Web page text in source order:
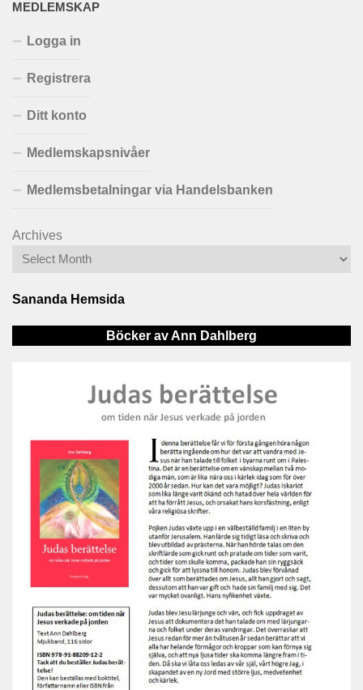
MEDLEMSKAP
Logga in
Registrera
Ditt konto
Medlemskapsnivåer
Medlemsbetalningar via Handelsbanken
Archives
Sananda Hemsida
Böcker av Ann Dahlberg